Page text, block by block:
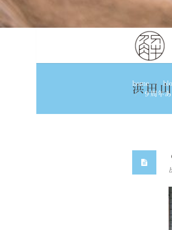
浜田
home
９周年あ